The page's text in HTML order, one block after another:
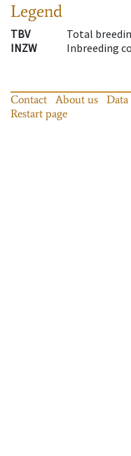
Legend
TBV
Total
INZW
Inbreeding
Contact About us Data
Restart page